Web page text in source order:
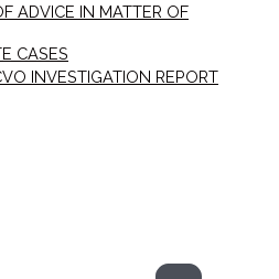
ADVICE IN MATTER OF
CASES
INVESTIGATION REPORT